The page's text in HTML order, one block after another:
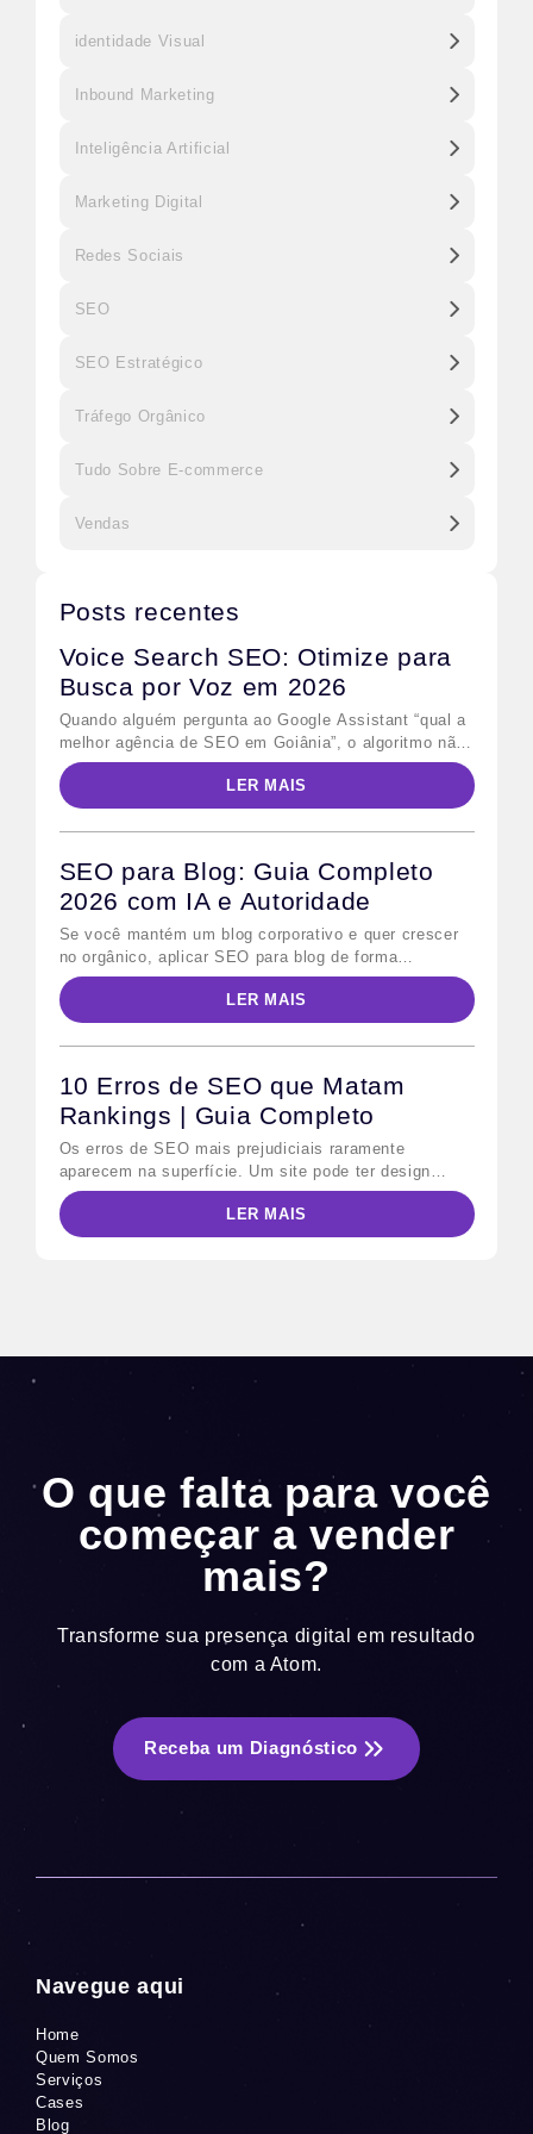
identidade Visual
Inbound Marketing
Inteligência Artificial
Marketing Digital
Redes Sociais
SEO
SEO Estratégico
Tráfego Orgânico
Tudo Sobre E-commerce
Vendas
Posts recentes
Voice Search SEO: Otimize para
Busca por Voz em 2026
Quando alguém pergunta ao Google Assistant “qual a
melhor agência de SEO em Goiânia”, o algoritmo não
retorna dez links azuis — ele lê uma única resposta
em voz alta. Esse comportamento define o desafio
central do voice search SEO: não basta ranquear na
primeira página; é preciso ser a resposta escolhida.
LER MAIS
SEO para Blog: Guia Completo
2026 com IA e Autoridade
Se você mantém um blog corporativo e quer crescer
no orgânico, aplicar SEO para blog de forma
sistemática é o caminho mais direto. Em 2026,
porém, as regras mudaram: além do Google
tradicional, os modelos de IA generativa — como o
Google AI Overviews e o Bing Copilot — passaram a
LER MAIS
10 Erros de SEO que Matam
Rankings | Guia Completo
Os erros de SEO mais prejudiciais raramente
aparecem na superfície. Um site pode ter design
impecável, conteúdo publicado regularmente e ainda
assim perder posições para concorrentes menores —
porque falhas técnicas e estratégicas invisíveis
LER MAIS
O que falta para você
começar a vender
mais?
Transforme sua presença digital em resultado
com a Atom.
Receba um Diagnóstico
Navegue aqui
Home
Quem Somos
Serviços
Cases
Blog